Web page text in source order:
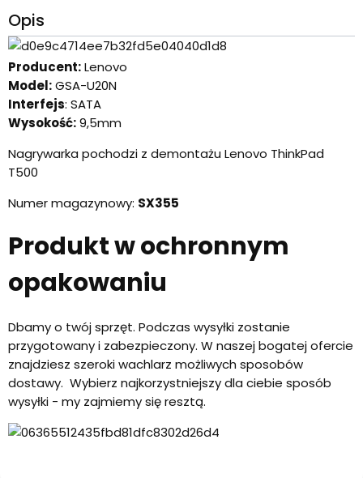
Opis
Producent:Lenovo
Model:GSA-U20N
Interfejs: SATA
Wysokość:9,5mm
Nagrywarka pochodzi z demontażu Lenovo ThinkPad
T500
Numer magazynowy: SX355
Produkt w ochronnym
opakowaniu
Dbamy o twój sprzęt. Podczas wysyłki zostanie
przygotowany i zabezpieczony. W naszej bogatej ofercie
znajdziesz szeroki wachlarz możliwych sposobów
dostawy. Wybierz najkorzystniejszy dla ciebie sposób
wysyłki - my zajmiemy się resztą.